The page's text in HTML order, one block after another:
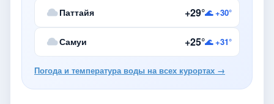
Паттайя +29°🌊 +30°
Самуи +25°🌊 +31°
Погода и температура воды на всех курортах →